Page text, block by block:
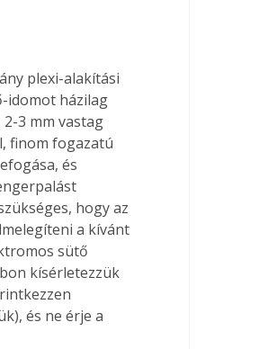
plexi-alakítási
idomot házilag
3 mm vastag
finom fogazatú
és
hogy az
a kívánt
sütő
kísérletezzük
és ne érje a